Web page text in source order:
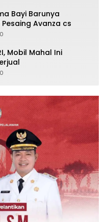
Bayi Barunya
Pesaing Avanza cs
0
Mobil Mahal Ini
0